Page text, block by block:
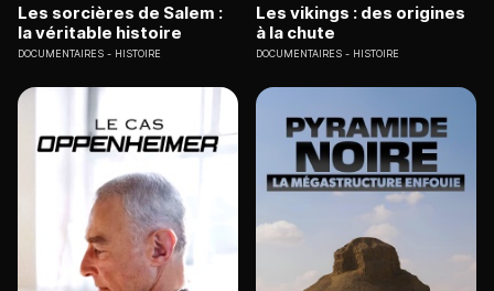
Les sorcières de Salem :
la véritable histoire
DOCUMENTAIRES HISTOIRE
Les vikings : des origines
à la chute
DOCUMENTAIRES HISTOIRE